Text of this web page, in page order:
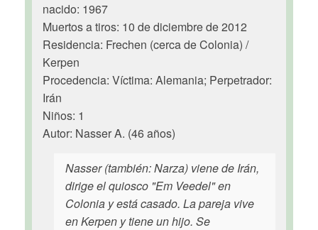
nacido: 1967
Muertos a tiros: 10 de diciembre de 2012
Residencia: Frechen (cerca de Colonia) /
Kerpen
Procedencia: Víctima: Alemania; Perpetrador:
Irán
Niños: 1
Autor: Nasser A. (46 años)
Nasser (también: Narza) viene de Irán,
dirige el quiosco "Em Veedel" en
Colonia y está casado. La pareja vive
en Kerpen y tiene un hijo. Se